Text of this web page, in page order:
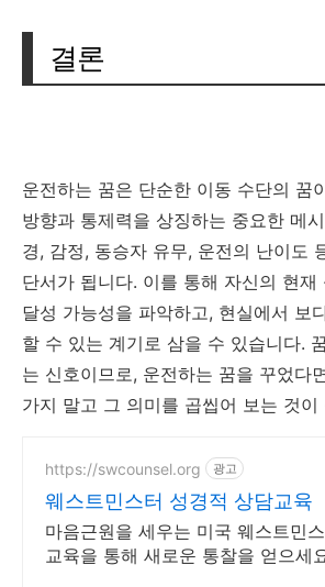
결론
운전하는 꿈은 단순한 이동 수단의 꿈
방향과 통제력을 상징하는 중요한 메
경, 감정, 동승자 유무, 운전의 난이도
단서가 됩니다. 이를 통해 자신의 현재
달성 가능성을 파악하고, 현실에서 보
할 수 있는 계기로 삼을 수 있습니다.
는 신호이므로, 운전하는 꿈을 꾸었다
가지 말고 그 의미를 곱씹어 보는 것이
https://swcounsel.org 광고
웨스트민스터 성경적 상담교육
마음근원을 세우는 미국 웨스트민
교육을 통해 새로운 통찰을 얻으세